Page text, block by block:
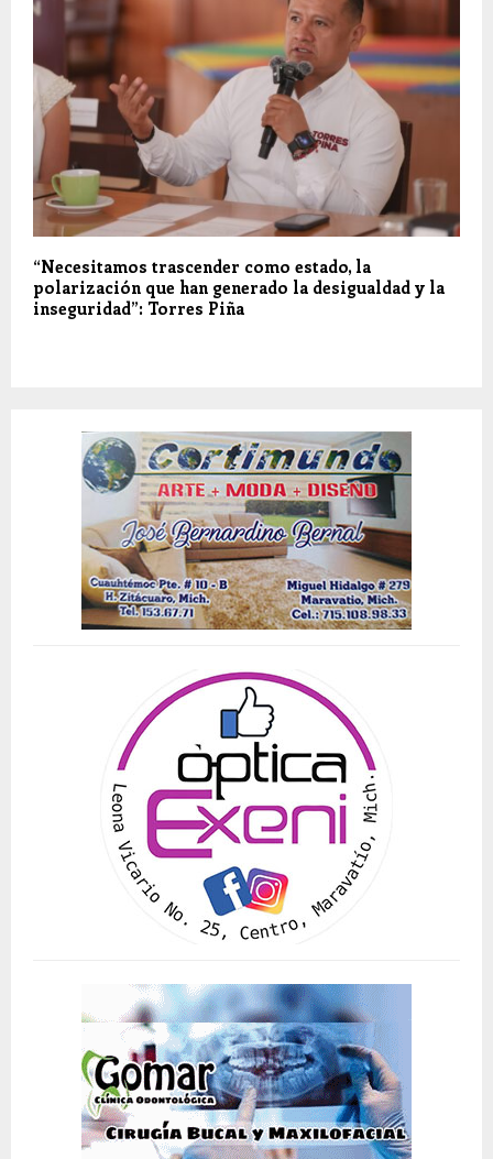
“Necesitamos trascender como estado, la
polarización que han generado la desigualdad y la
inseguridad”: Torres Piña